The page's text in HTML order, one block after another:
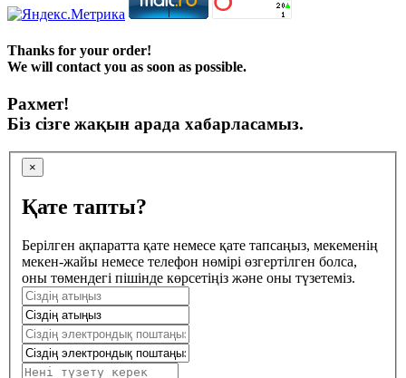
Thanks for your order!
We will contact you as soon as possible.
Рахмет!
Біз сізге жақын арада хабарласамыз.
×
Қате тапты?
Берілген ақпаратта қате немесе қате тапсаңыз, мекеменің
мекен-жайы немесе телефон нөмірі өзгертілген болса,
оны төмендегі пішінде көрсетіңіз және оны түзетеміз.